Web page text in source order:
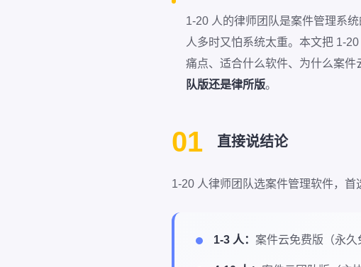
1-20 人的律师团队是案件管理系
人多时又怕系统太重。本文把 1-
痛点、适合什么软件、为什么案件
队版还是律所版。
01 直接说结论
1-20 人律师团队选案件管理软件，首
1-3 人： 案件云免费版（永久